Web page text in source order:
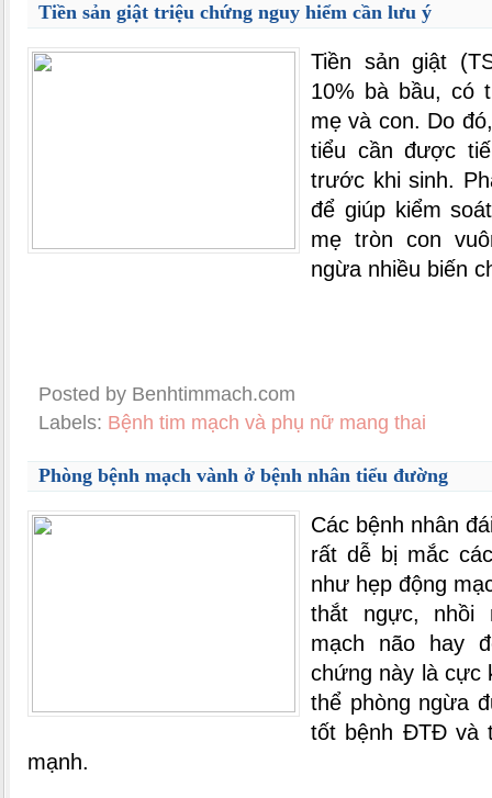
Tiền sản giật triệu chứng nguy hiểm cần lưu ý
Tiền sản giật
10% bà bầu, có
mẹ và con. Do
tiểu cần được
trước khi sinh.
để giúp kiểm
mẹ tròn con
ngừa nhiều biến
Posted by Benhtimmach.com
Labels: Bệnh tim mạch và phụ nữ mang thai
Phòng bệnh mạch vành ở bệnh nhân tiểu đường
Các bệnh nhân
rất dễ bị mắc
như hẹp động
thắt ngực, nhồi
mạch não hay
chứng này là cực
thể phòng ngừa
tốt bệnh ĐTĐ và
mạnh.